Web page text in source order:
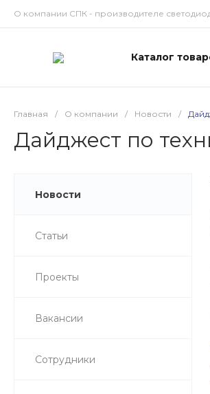
О компании СПК - производителе
Каталог
Главная / О компании / Новости /
Дайджест по
Новости
Статьи
Проекты
Вакансии
Сотрудники